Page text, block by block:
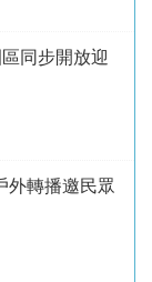
同步開放迎
轉播邀民眾